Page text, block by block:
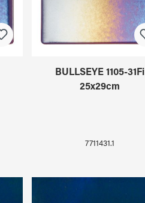
BULLSEYE 1105-31Fi
25x29cm
7711431.1